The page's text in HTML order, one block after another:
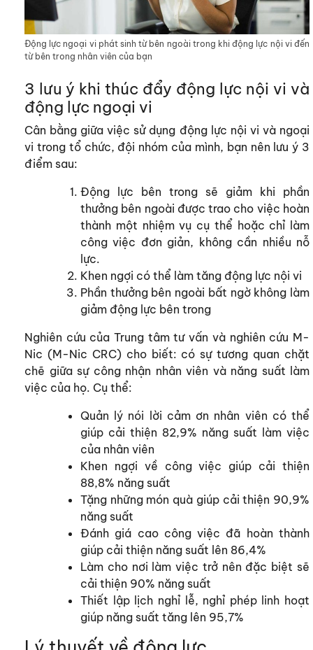
Động lực ngoại vi phát sinh từ bên ngoài trong khi động lực nội vi đến
từ bên trong nhân viên của bạn
3 lưu ý khi thúc đẩy động lực nội vi và
động lực ngoại vi
Cân bằng giữa việc sử dụng động lực nội vi và ngoại
vi trong tổ chức, đội nhóm của mình, bạn nên lưu ý 3
điểm sau:
Động lực bên trong sẽ giảm khi phần
thưởng bên ngoài được trao cho việc hoàn
thành một nhiệm vụ cụ thể hoặc chỉ làm
công việc đơn giản, không cần nhiều nỗ
lực.
Khen ngợi có thể làm tăng động lực nội vi
Phần thưởng bên ngoài bất ngờ không làm
giảm động lực bên trong
Nghiên cứu của Trung tâm tư vấn và nghiên cứu M-
Nic (M-Nic CRC) cho biết: có sự tương quan chặt
chẽ giữa sự công nhận nhân viên và năng suất làm
việc của họ. Cụ thể:
Quản lý nói lời cảm ơn nhân viên có thể
giúp cải thiện 82,9% năng suất làm việc
của nhân viên
Khen ngợi về công việc giúp cải thiện
88,8% năng suất
Tặng những món quà giúp cải thiện 90,9%
năng suất
Đánh giá cao công việc đã hoàn thành
giúp cải thiện năng suất lên 86,4%
Làm cho nơi làm việc trở nên đặc biệt sẽ
cải thiện 90% năng suất
Thiết lập lịch nghỉ lễ, nghỉ phép linh hoạt
giúp năng suất tăng lên 95,7%